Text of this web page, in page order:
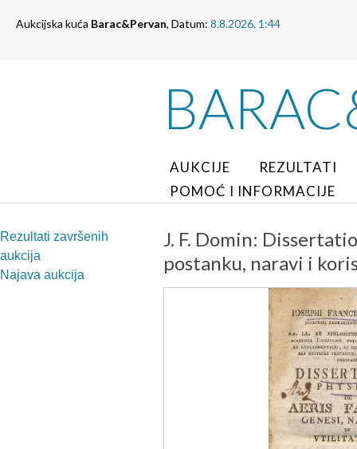
Aukcijska kuća Barac&Pervan, Datum: 8.8.2026. 1:44
AUKCIJE
REZULTATI
POMOĆ I INFORMACIJE
Rezultati završenih
aukcija
Najava aukcija
J. F. Domin:
postanku, naravi i